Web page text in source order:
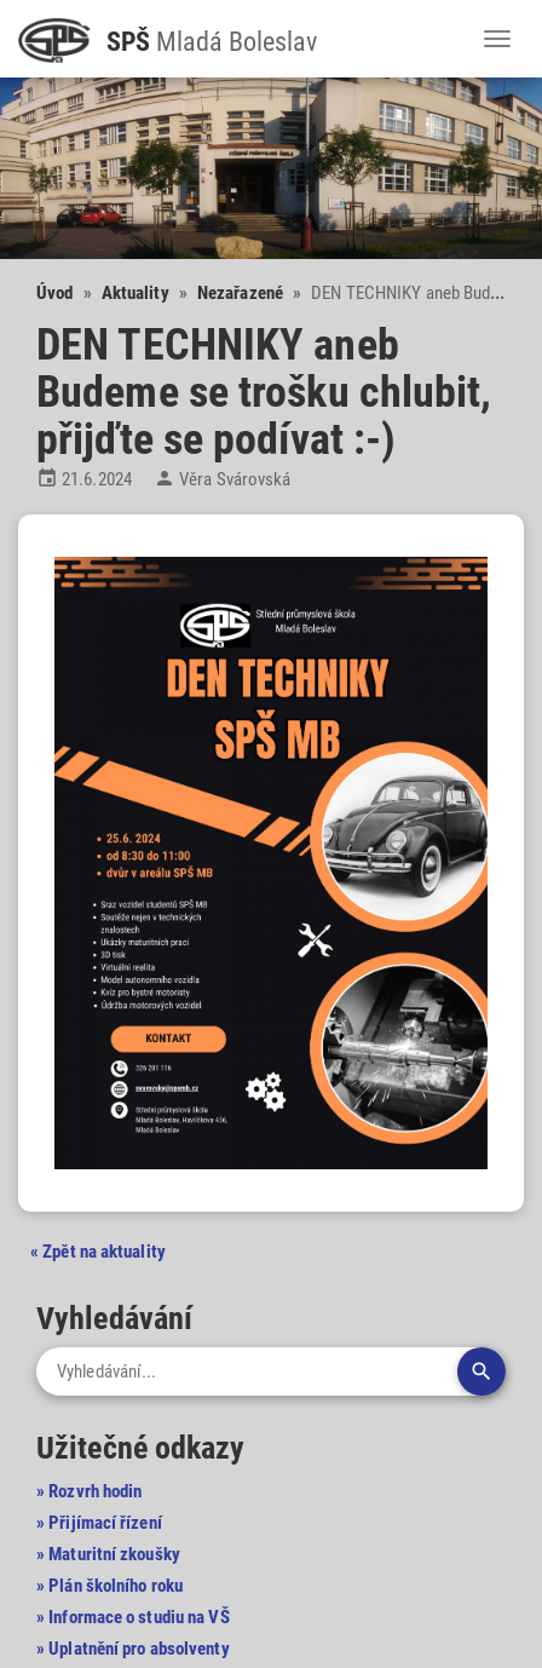
SPŠ M ladá Boleslav
Úvod » Aktuality » Nezařazené » DEN TECHNIKY aneb Budeme se trošku chlubit, přijďte se podívat :-)
DEN TECHNIKY aneb
Budeme se trošku chlubit,
přijďte se podívat :-)
 21.6.2024  Věra Svárovská
« Zpět na aktuality
Vyhledávání

Užitečné odkazy
» Rozvrh hodin
» Přijímací řízení
» Maturitní zkoušky
» Plán školního roku
» Informace o studiu na VŠ
» Uplatnění pro absolventy